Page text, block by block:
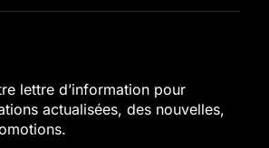
lettre d’information pour
actualisées, des nouvelles,